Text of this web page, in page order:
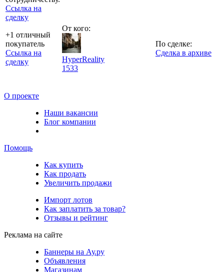
Ссылка на
сделку
+1 отличный
покупатель
Ссылка на
сделку
От кого:
HyperReality
1533
По сделке:
Сделка в архиве
О проекте
Наши вакансии
Блог компании
Помощь
Как купить
Как продать
Увеличить продажи
Импорт лотов
Как заплатить за товар?
Отзывы и рейтинг
Реклама на сайте
Баннеры на Ау.ру
Объявления
Магазинам